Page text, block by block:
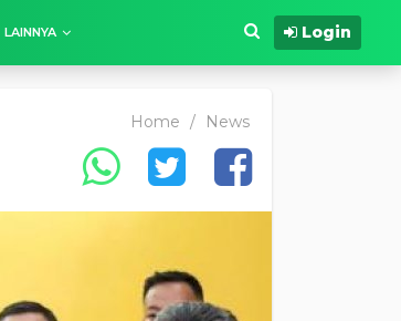
LAINNYA Login
Home / News